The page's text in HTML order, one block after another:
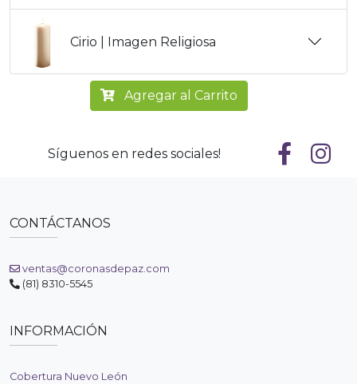
Cirio | Imagen Religiosa
Agregar al Carrito
Síguenos en redes sociales!
CONTÁCTANOS
ventas@coronasdepaz.com
(81) 8310-5545
INFORMACIÓN
Cobertura Nuevo León